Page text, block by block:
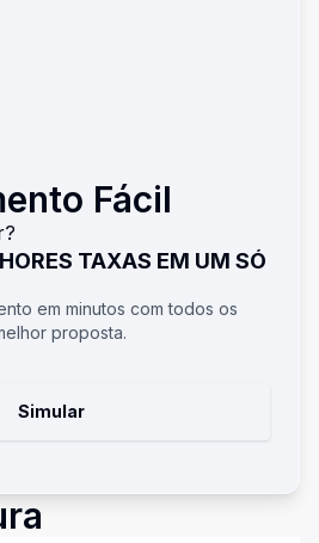
Fácil
TAXAS EM UM SÓ
em minutos com todos os
proposta.
Simular